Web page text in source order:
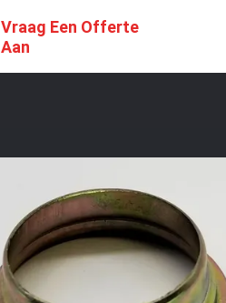
Vraag Een Offerte
Aan